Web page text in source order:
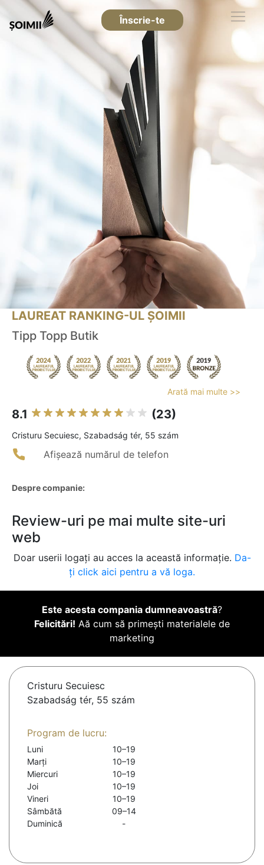
Înscrie-te
LAUREAT RANKING-UL ȘOIMII
Tipp Topp Butik
Arată mai multe >>
8.1 (23)
Cristuru Secuiesc, Szabadság tér, 55 szám
Afișează numărul de telefon
Despre companie:
Review-uri pe mai multe site-uri
web
Doar userii logați au acces la această informație. Da-
ți click aici pentru a vă loga.
Este acesta compania dumneavoastră?
Felicitări! Aă cum să primești materialele de
marketing
Cristuru Secuiesc
Szabadság tér, 55 szám
Program de lucru:
Luni
10–19
Marți
10–19
Miercuri
10–19
Joi
10–19
Vineri
10–19
Sâmbătă
09–14
Duminică
-